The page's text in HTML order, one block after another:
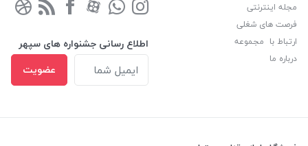
مجله اینترنتی
فرصت های شغلی
ارتباط با مجموعه
درباره ما
اطلاع رسانی جشنواره های سپهر
عضویت